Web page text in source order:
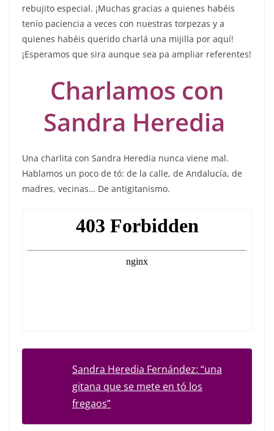
rebujito especial. ¡Muchas gracias a quienes habéis
tenío paciencia a veces con nuestras torpezas y a
quienes habéis querido charlá una mijilla por aquí!
¡Esperamos que sira aunque sea pa ampliar referentes!
Charlamos con
Sandra Heredia
Una charlita con Sandra Heredia nunca viene mal.
Hablamos un poco de tó: de la calle, de Andalucía, de
madres, vecinas… De antigitanismo.
Sandra Heredia Fernández: “una
gitana que se mete en tó los
fregaos”